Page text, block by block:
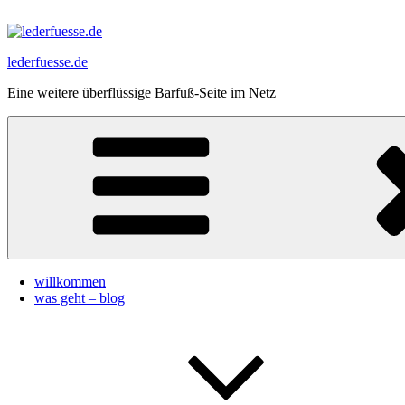
Inhalt
lederfuesse.de
Eine weitere überflüssige Barfuß-Seite im Netz
willkommen
was geht – blog